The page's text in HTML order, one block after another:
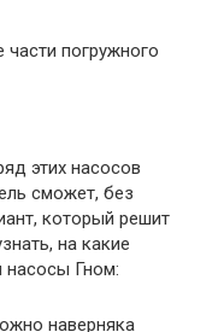
погружного
этих насосов
сможет, без
который решит
на какие
насосы Гном:
наверняка